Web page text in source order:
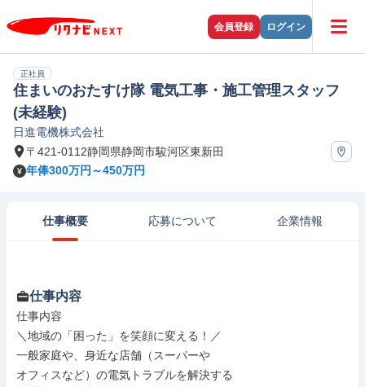
会員登録 ログイン
正社員
住まいのおたすけ隊 電気工事・施工管理スタッフ
(未経験)
日進電機株式会社
〒421-0112静岡県静岡市駿河区東新田
年俸300万円～450万円
仕事概要 応募について 企業情報
仕事内容
仕事内容
＼地域の「困った」を笑顔に変える！／
一般家庭や、身近な店舗（スーパーや
オフィスなど）の電気トラブルを解決する